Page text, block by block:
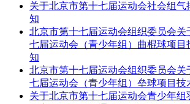
关于北京市第十七届运动会社会组气
知
北京市第十七届运动会组织委员会关
七届运动会（青少年组）曲棍球项目
知
北京市第十七届运动会组织委员会关
七届运动会（青少年组）垒球项目技
关于北京市第十七届运动会青少年组